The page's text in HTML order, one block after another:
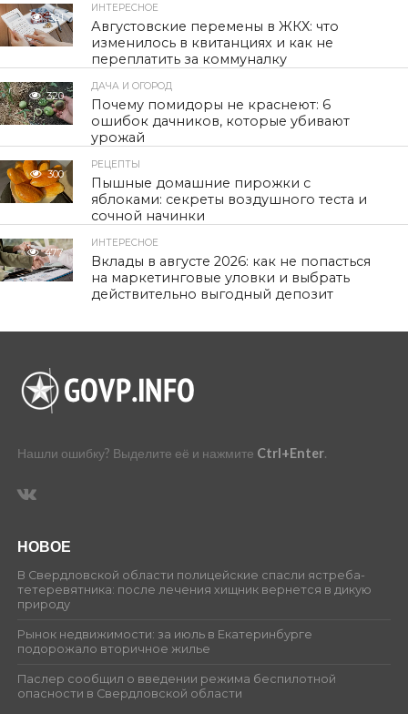
321
ИНТЕРЕСНОЕ
Августовские перемены в ЖКХ: что
изменилось в квитанциях и как не
переплатить за коммуналку
320
ДАЧА И ОГОРОД
Почему помидоры не краснеют: 6
ошибок дачников, которые убивают
урожай
300
РЕЦЕПТЫ
Пышные домашние пирожки с
яблоками: секреты воздушного теста и
сочной начинки
477
ИНТЕРЕСНОЕ
Вклады в августе 2026: как не попасться
на маркетинговые уловки и выбрать
действительно выгодный депозит
Нашли ошибку? Выделите её и нажмите Ctrl+Enter.
НОВОЕ
В Свердловской области полицейские спасли ястреба-
тетеревятника: после лечения хищник вернется в дикую
природу
Рынок недвижимости: за июль в Екатеринбурге
подорожало вторичное жилье
Паслер сообщил о введении режима беспилотной
опасности в Свердловской области